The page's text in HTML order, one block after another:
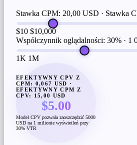
Stawka CPM: 20,00 USD · Stawka
$10 $10,000
Współczynnik oglądalności: 30% · 1
1K 1M
EFEKTYWNY CPV Z
CPM: 0,067 USD ·
EFEKTYWNY CPM Z
CPV: 15,00 USD
$5.00
Model CPV pozwala zaoszczędzić 5000
USD na 1 milionie wyświetleń przy
30% VTR